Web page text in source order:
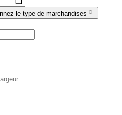
le type de marchandises